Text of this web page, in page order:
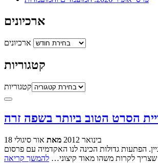
ארכיונים
ארכיונים
קטגוריות
קטגוריות
18 בינואר 2012 מאת אור סיגולי
הפתעות גדולות הכינה לנו האקדמיה עם פרסום
לקרות משהו מאוד קיצוני… להמשך קריאה